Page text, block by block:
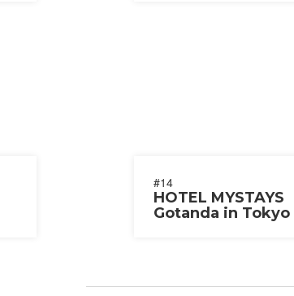
#14
HOTEL MYSTAYS
Gotanda in Tokyo